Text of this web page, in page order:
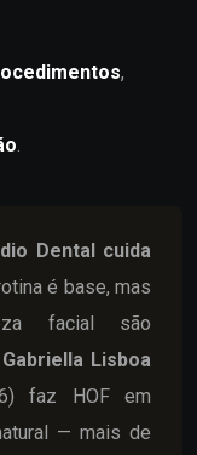
,
Dental cuida
é base, mas
facial são
Lisboa
faz HOF em
— mais de